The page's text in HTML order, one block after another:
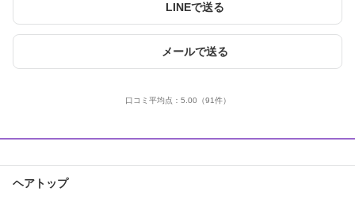
LINEで送る
メールで送る
口コミ平均点： 5.00 （91件）
ヘアトップ